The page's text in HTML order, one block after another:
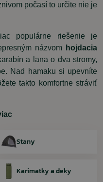
počasí to určite nie je
populárne riešenie je
názvom hojdacia
a lana o dva stromy,
Nad hamaku si upevníte
takto komfortne stráviť
Stany
Karimatky a deky